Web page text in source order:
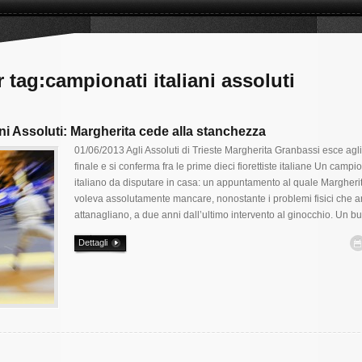
tag:campionati italiani assoluti
Assoluti: Margherita cede alla stanchezza
01/06/2013 Agli Assoluti di Trieste Margherita Granbassi esce
finale e si conferma fra le prime dieci fiorettiste italiane Un
italiano da disputare in casa: un appuntamento al quale
voleva assolutamente mancare, nonostante i problemi fisici che
attanagliano, a due anni dall’ultimo intervento al ginocchio. Un
Dettagli